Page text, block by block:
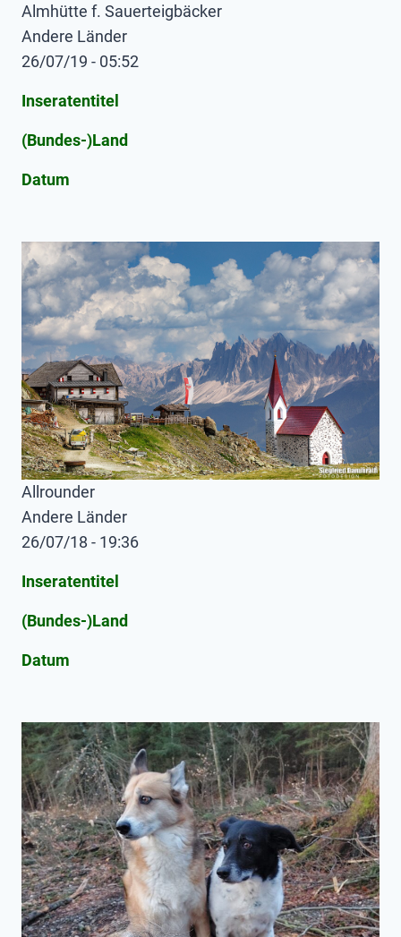
Almhütte f. Sauerteigbäcker
Andere Länder
26/07/19 - 05:52
Inseratentitel
(Bundes-)Land
Datum
Allrounder
Andere Länder
26/07/18 - 19:36
Inseratentitel
(Bundes-)Land
Datum